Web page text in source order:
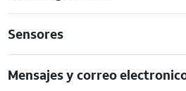
Sensores
Mensajes y correo